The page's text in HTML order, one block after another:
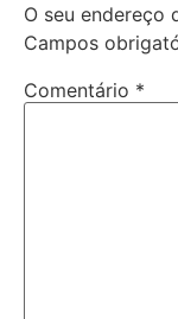
O seu endereço
Campos
Comentário *